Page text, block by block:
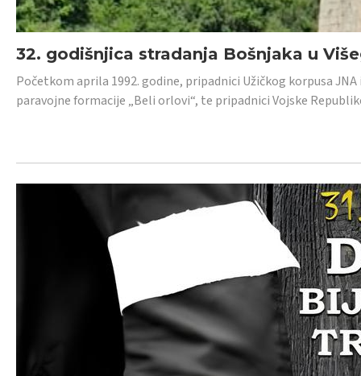
32. godišnjica stradanja Bošnjaka u
Početkom aprila 1992. godine, pripadnici Užičkog korpusa
paravojne formacije „Beli orlovi“, te pripadnici Vojske